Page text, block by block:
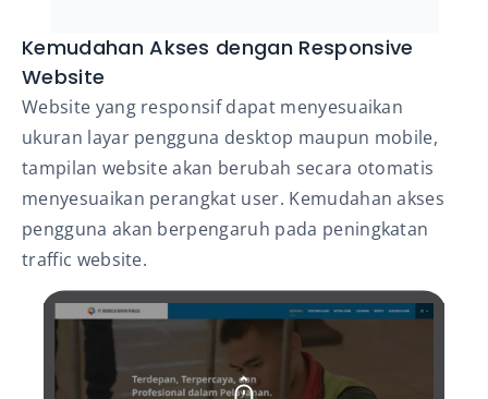
Kemudahan Akses dengan Responsive
Website
Website yang responsif dapat menyesuaikan
ukuran layar pengguna desktop maupun mobile,
tampilan website akan berubah secara otomatis
menyesuaikan perangkat user. Kemudahan akses
pengguna akan berpengaruh pada peningkatan
traffic website.